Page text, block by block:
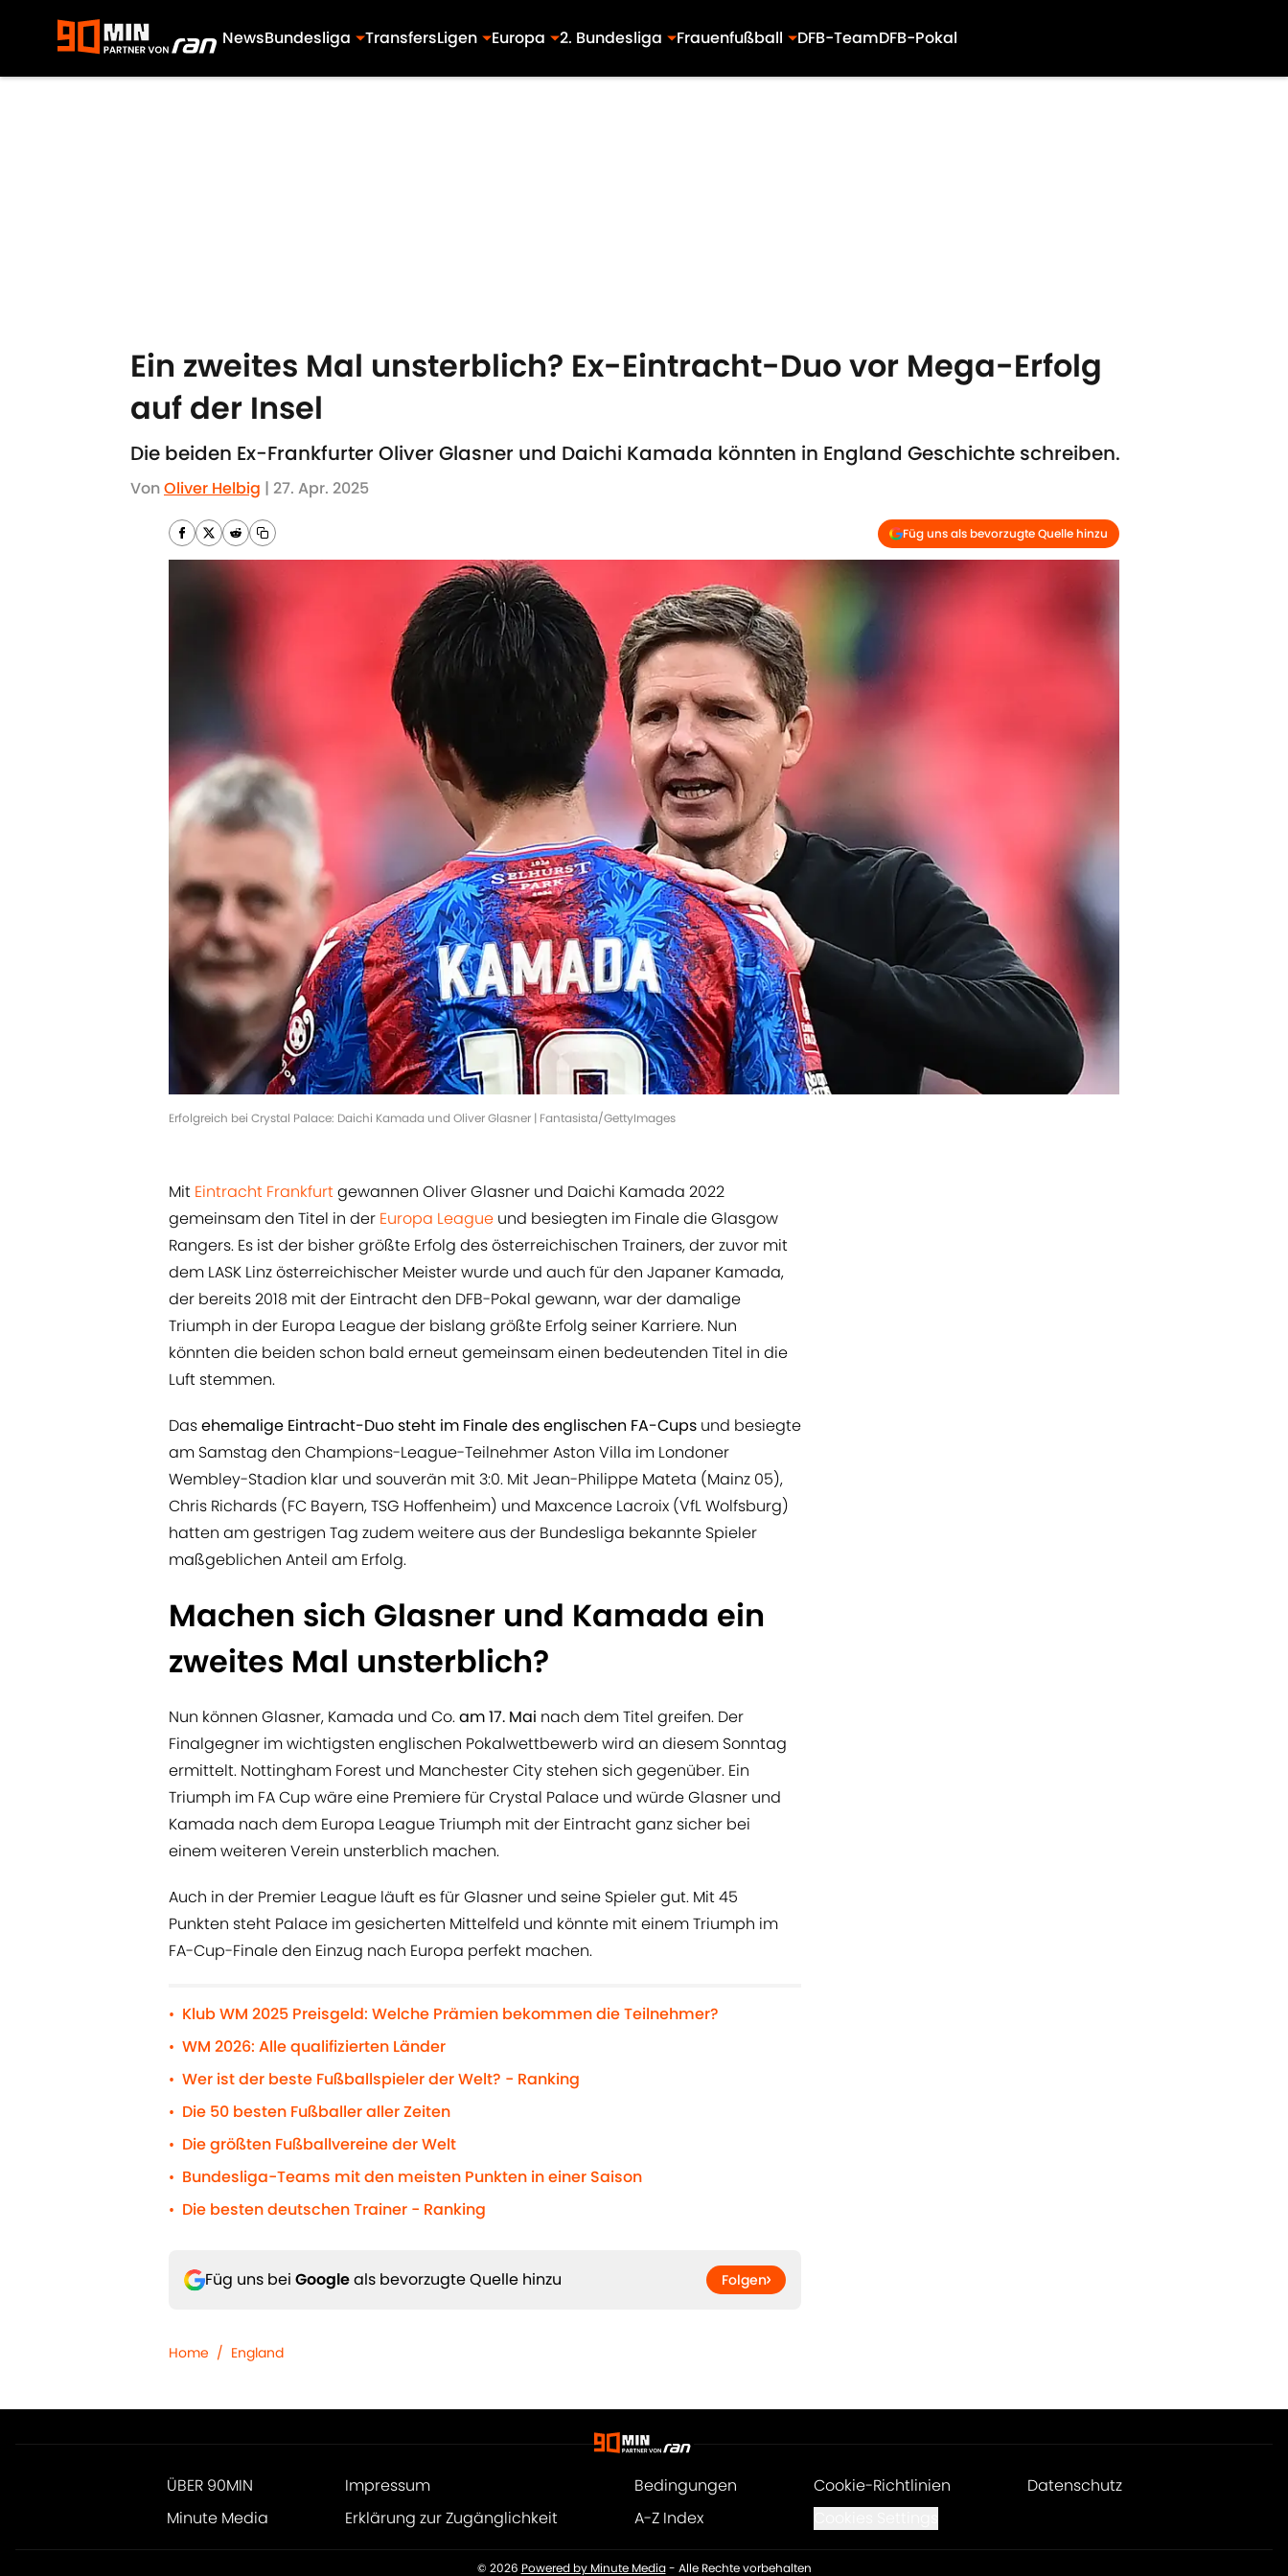
NewsBundesliga TransfersLigen Europa 2. Bundesliga Frauenfußball DFB-TeamDFB-Pokal
Ein zweites Mal unsterblich? Ex-Eintracht-Duo vor Mega-Erfolg
auf der Insel
Die beiden Ex-Frankfurter Oliver Glasner und Daichi Kamada könnten in England Geschichte schreiben.
VonOliver Helbig | 27. Apr. 2025
Füg uns als bevorzugte Quelle hinzu
Erfolgreich bei Crystal Palace: Daichi Kamada und Oliver Glasner | Fantasista/GettyImages
Mit Eintracht Frankfurtgewannen Oliver Glasner und Daichi Kamada 2022
gemeinsam den Titel in der Europa League und besiegten im Finale die Glasgow
Rangers. Es ist der bisher größte Erfolg des österreichischen Trainers, der zuvor mit
dem LASK Linz österreichischer Meister wurde und auch für den Japaner Kamada,
der bereits 2018 mit der Eintracht den DFB-Pokal gewann, war der damalige
Triumph in der Europa League der bislang größte Erfolg seiner Karriere. Nun
könnten die beiden schon bald erneut gemeinsam einen bedeutenden Titel in die
Luft stemmen.
Dasehemalige Eintracht-Duo steht im Finale des englischen FA-Cups und besiegte
am Samstag den Champions-League-Teilnehmer Aston Villa im Londoner
Wembley-Stadion klar und souverän mit 3:0. Mit Jean-Philippe Mateta (Mainz 05),
Chris Richards (FC Bayern, TSG Hoffenheim) und Maxcence Lacroix (VfL Wolfsburg)
hatten am gestrigen Tag zudem weitere aus der Bundesliga bekannte Spieler
maßgeblichen Anteil am Erfolg.
Machen sich Glasner und Kamada ein
zweites Mal unsterblich?
Nun können Glasner, Kamada und Co.am 17. Mai nach dem Titel greifen. Der
Finalgegner im wichtigsten englischen Pokalwettbewerb wird an diesem Sonntag
ermittelt. Nottingham Forest und Manchester City stehen sich gegenüber. Ein
Triumph im FA Cup wäre eine Premiere für Crystal Palace und würde Glasner und
Kamada nach dem Europa League Triumph mit der Eintracht ganz sicher bei
einem weiteren Verein unsterblich machen.
Auch in der Premier League läuft es für Glasner und seine Spieler gut. Mit 45
Punkten steht Palace im gesicherten Mittelfeld und könnte mit einem Triumph im
FA-Cup-Finale den Einzug nach Europa perfekt machen.
• Klub WM 2025 Preisgeld: Welche Prämien bekommen die Teilnehmer?
• WM 2026: Alle qualifizierten Länder
• Wer ist der beste Fußballspieler der Welt? - Ranking
• Die 50 besten Fußballer aller Zeiten
• Die größten Fußballvereine der Welt
• Bundesliga-Teams mit den meisten Punkten in einer Saison
• Die besten deutschen Trainer - Ranking
Füg uns bei Googleals bevorzugte Quelle hinzu Folgen
Home / England
ÜBER 90MIN Impressum Bedingungen Cookie-Richtlinien
Datenschutz
Minute Media
Erklärung zur Zugänglichkeit A-Z Index
© 2026 Powered by Minute Media- Alle Rechte vorbehalten